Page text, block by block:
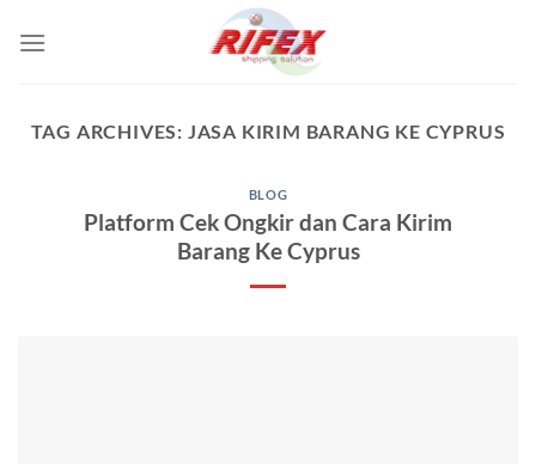
TAG ARCHIVES: JASA KIRIM BARANG KE CYPRUS
BLOG
Platform Cek Ongkir dan Cara Kirim
Barang Ke Cyprus